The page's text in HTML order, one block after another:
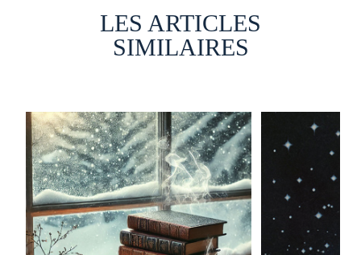
LES ARTICLES
SIMILAIRES